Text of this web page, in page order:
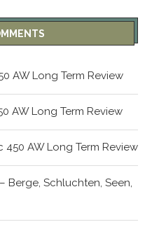
AW Long Term Review
AW Long Term Review
450 AW Long Term Review
Berge, Schluchten, Seen,